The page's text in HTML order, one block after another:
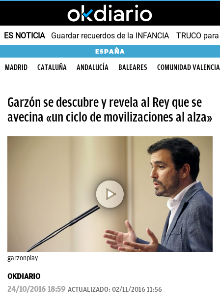
ES NOTICIA Guardar recuerdos de la INFANCIA TRUCO
ESPAÑA
MADRID CATALUÑA ANDALUCÍA BALEARES COMUNIDAD
Garzón se descubre y revela al Rey que se
avecina «un ciclo de movilizaciones al alza»
garzonplay
OKDIARIO
24/10/2016 18:59 ACTUALIZADO: 02/11/2016 11:56